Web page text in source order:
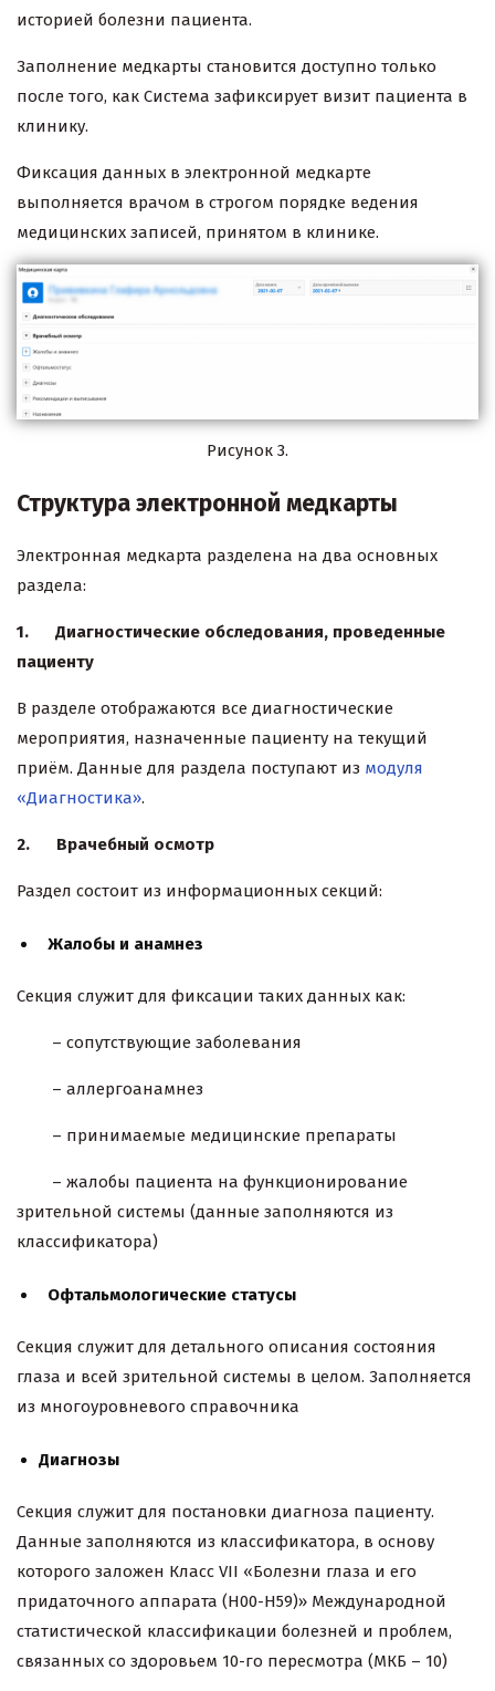
историей болезни пациента.
Заполнение медкарты становится доступно только
после того, как Система зафиксирует визит пациента в
клинику.
Фиксация данных в электронной медкарте
выполняется врачом в строгом порядке ведения
медицинских записей, принятом в клинике.
Рисунок 3.
Структура электронной медкарты
Электронная медкарта разделена на два основных
раздела:
1. Диагностические обследования, проведенные
пациенту
В разделе отображаются все диагностические
мероприятия, назначенные пациенту на текущий
приём. Данные для раздела поступают из модуля
«Диагностика».
2. Врачебный осмотр
Раздел состоит из информационных секций:
Жалобы и анамнез
Секция служит для фиксации таких данных как:
– сопутствующие заболевания
– аллергоанамнез
– принимаемые медицинские препараты
– жалобы пациента на функционирование
зрительной системы (данные заполняются из
классификатора)
Офтальмологические статусы
Секция служит для детального описания состояния
глаза и всей зрительной системы в целом. Заполняется
из многоуровневого справочника
Диагнозы
Секция служит для постановки диагноза пациенту.
Данные заполняются из классификатора, в основу
которого заложен Класс VII «Болезни глаза и его
придаточного аппарата (H00-H59)» Международной
статистической классификации болезней и проблем,
связанных со здоровьем 10-го пересмотра (МКБ – 10)